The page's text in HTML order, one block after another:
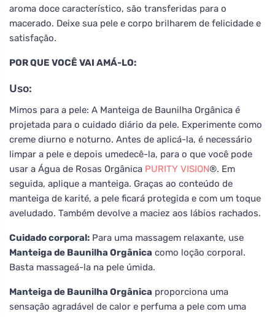
aroma doce característico, são transferidas para o
macerado. Deixe sua pele e corpo brilharem de felicidade e
satisfação.
POR QUE VOCÊ VAI AMÁ-LO:
Uso:
Mimos para a pele: A Manteiga de Baunilha Orgânica é
projetada para o cuidado diário da pele. Experimente como
creme diurno e noturno. Antes de aplicá-la, é necessário
limpar a pele e depois umedecê-la, para o que você pode
usar a Água de Rosas Orgânica PURITY VISION®. Em
seguida, aplique a manteiga. Graças ao conteúdo de
manteiga de karité, a pele ficará protegida e com um toque
aveludado. Também devolve a maciez aos lábios rachados.
Cuidado corporal: Para uma massagem relaxante, use
Manteiga de Baunilha Orgânica como loção corporal.
Basta massageá-la na pele úmida.
Manteiga de Baunilha Orgânica proporciona uma
sensação agradável de calor e perfuma a pele com uma